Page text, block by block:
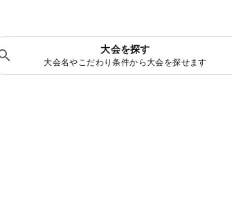
大会を探す
大会名やこだわり条件から大会を探せます